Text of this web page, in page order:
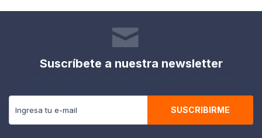
Suscríbete a nuestra newsletter
SUSCRIBIRME